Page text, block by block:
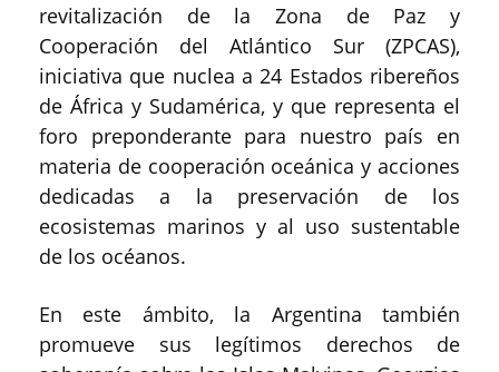
revitalización de la Zona de Paz y
Cooperación del Atlántico Sur (ZPCAS),
iniciativa que nuclea a 24 Estados ribereños
de África y Sudamérica, y que representa el
foro preponderante para nuestro país en
materia de cooperación oceánica y acciones
dedicadas a la preservación de los
ecosistemas marinos y al uso sustentable
de los océanos.
En este ámbito, la Argentina también
promueve sus legítimos derechos de